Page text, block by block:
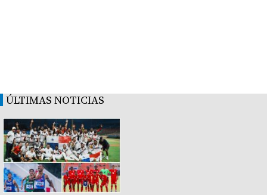
ÚLTIMAS NOTICIAS